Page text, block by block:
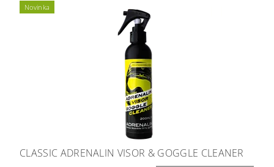
Novinka
CLASSIC ADRENALIN VISOR & GOGGLE CLEANER